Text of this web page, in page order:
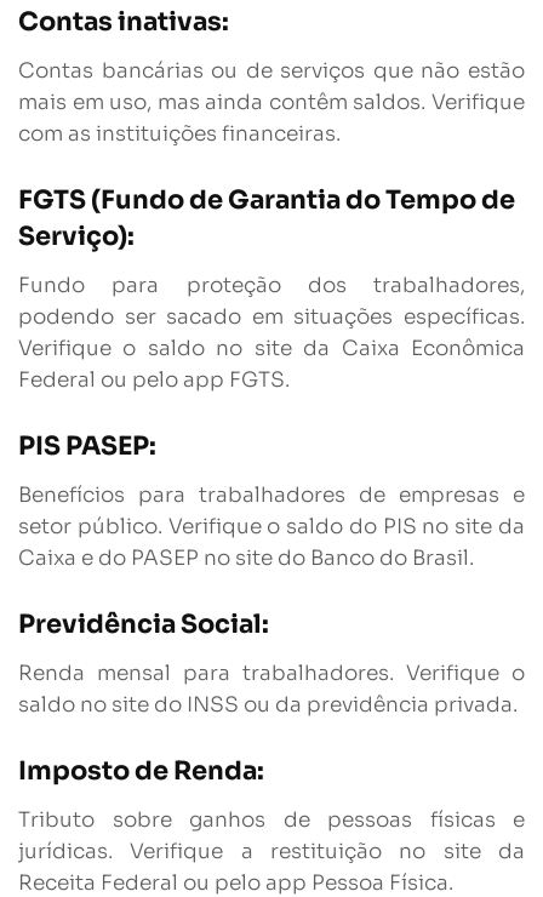
Contas inativas:
Contas bancárias ou de serviços que não estão
mais em uso, mas ainda contêm saldos. Verifique
com as instituições financeiras.
FGTS (Fundo de Garantia do Tempo de
Serviço):
Fundo para proteção dos trabalhadores,
podendo ser sacado em situações específicas.
Verifique o saldo no site da Caixa Econômica
Federal ou pelo app FGTS.
PIS PASEP:
Benefícios para trabalhadores de empresas e
setor público. Verifique o saldo do PIS no site da
Caixa e do PASEP no site do Banco do Brasil.
Previdência Social:
Renda mensal para trabalhadores. Verifique o
saldo no site do INSS ou da previdência privada.
Imposto de Renda:
Tributo sobre ganhos de pessoas físicas e
jurídicas. Verifique a restituição no site da
Receita Federal ou pelo app Pessoa Física.